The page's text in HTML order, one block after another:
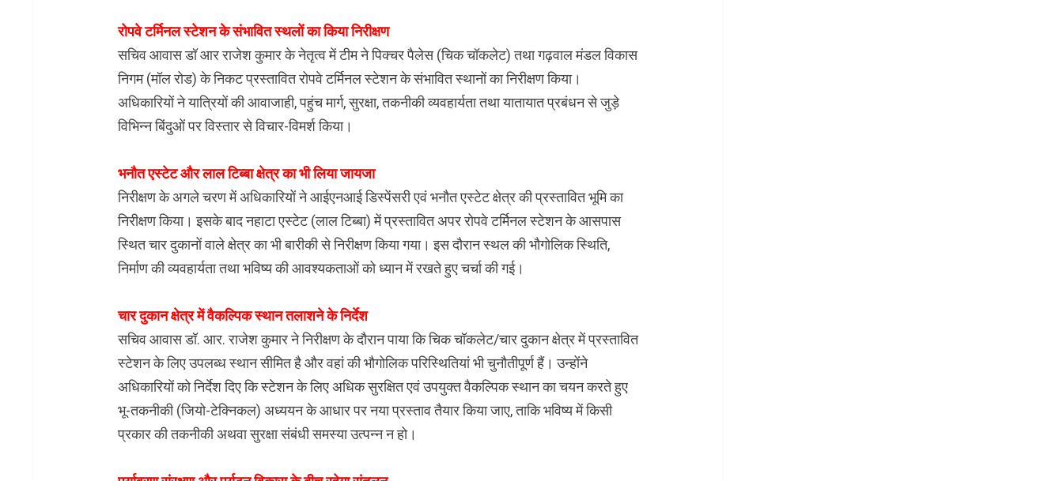
रोपवे टर्मिनल स्टेशन के संभावित स्थलों का किया निरीक्षण
सचिव आवास डॉ आर राजेश कुमार के नेतृत्व में टीम ने पिक्चर पैलेस (चिक चॉकलेट) तथा गढ़वाल मंडल विकास
निगम (मॉल रोड) के निकट प्रस्तावित रोपवे टर्मिनल स्टेशन के संभावित स्थानों का निरीक्षण किया।
अधिकारियों ने यात्रियों की आवाजाही, पहुंच मार्ग, सुरक्षा, तकनीकी व्यवहार्यता तथा यातायात प्रबंधन से जुड़े
विभिन्न बिंदुओं पर विस्तार से विचार-विमर्श किया।
भनौत एस्टेट और लाल टिब्बा क्षेत्र का भी लिया जायजा
निरीक्षण के अगले चरण में अधिकारियों ने आईएनआई डिस्पेंसरी एवं भनौत एस्टेट क्षेत्र की प्रस्तावित भूमि का
निरीक्षण किया। इसके बाद नहाटा एस्टेट (लाल टिब्बा) में प्रस्तावित अपर रोपवे टर्मिनल स्टेशन के आसपास
स्थित चार दुकानों वाले क्षेत्र का भी बारीकी से निरीक्षण किया गया। इस दौरान स्थल की भौगोलिक स्थिति,
निर्माण की व्यवहार्यता तथा भविष्य की आवश्यकताओं को ध्यान में रखते हुए चर्चा की गई।
चार दुकान क्षेत्र में वैकल्पिक स्थान तलाशने के निर्देश
सचिव आवास डॉ. आर. राजेश कुमार ने निरीक्षण के दौरान पाया कि चिक चॉकलेट/चार दुकान क्षेत्र में प्रस्तावित
स्टेशन के लिए उपलब्ध स्थान सीमित है और वहां की भौगोलिक परिस्थितियां भी चुनौतीपूर्ण हैं। उन्होंने
अधिकारियों को निर्देश दिए कि स्टेशन के लिए अधिक सुरक्षित एवं उपयुक्त वैकल्पिक स्थान का चयन करते हुए
भू-तकनीकी (जियो-टेक्निकल) अध्ययन के आधार पर नया प्रस्ताव तैयार किया जाए, ताकि भविष्य में किसी
प्रकार की तकनीकी अथवा सुरक्षा संबंधी समस्या उत्पन्न न हो।